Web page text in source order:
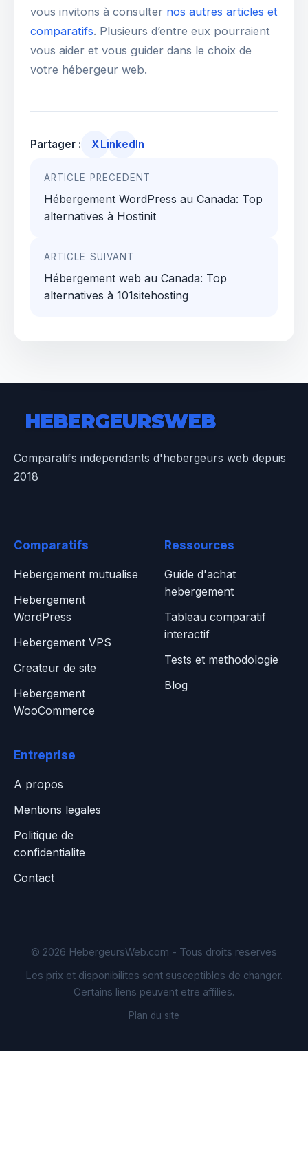
vous invitons à consulter nos autres articles et
comparatifs. Plusieurs d’entre eux pourraient
vous aider et vous guider dans le choix de
votre hébergeur web.
Partager : X LinkedIn
Navigation
de
l’article
ARTICLE PRECEDENT
Hébergement WordPress au Canada: Top
alternatives à Hostinit
ARTICLE SUIVANT
Hébergement web au Canada: Top
alternatives à 101sitehosting
HEBERGEURSWEB
Comparatifs independants d'hebergeurs web depuis
2018
Comparatifs
Hebergement mutualise
Hebergement
WordPress
Hebergement VPS
Createur de site
Hebergement
WooCommerce
Ressources
Guide d'achat
hebergement
Tableau comparatif
interactif
Tests et methodologie
Blog
Entreprise
A propos
Mentions legales
Politique de
confidentialite
Contact
© 2026 HebergeursWeb.com - Tous droits reserves
Les prix et disponibilites sont susceptibles de changer.
Certains liens peuvent etre affilies.
Plan du site